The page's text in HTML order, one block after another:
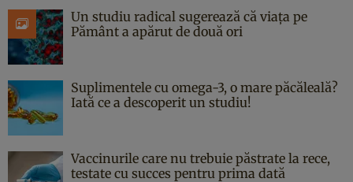
Un studiu radical sugerează că viața pe
Pământ a apărut de două ori
Suplimentele cu omega-3, o mare păcăleală?
Iată ce a descoperit un studiu!
Vaccinurile care nu trebuie păstrate la rece,
testate cu succes pentru prima dată